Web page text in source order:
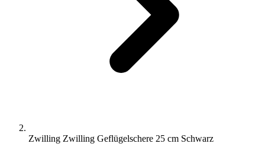
Zwilling Zwilling Geflügelschere 25 cm Schwarz